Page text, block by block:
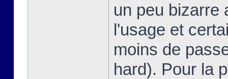
un peu bizarre
l'usage et
moins de
hard). Pour la